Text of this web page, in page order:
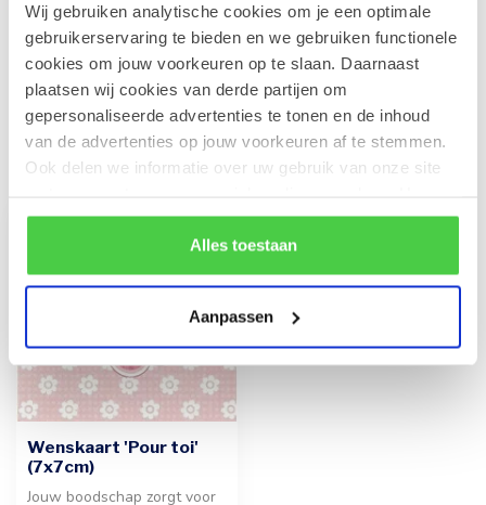
Wij gebruiken analytische cookies om je een optimale
gebruikerservaring te bieden en we gebruiken functionele
cookies om jouw voorkeuren op te slaan. Daarnaast
plaatsen wij cookies van derde partijen om
gepersonaliseerde advertenties te tonen en de inhoud
van de advertenties op jouw voorkeuren af te stemmen.
Ook delen we informatie over uw gebruik van onze site
rekening mee dat als je bepaalde cookies blokkeert, het
de correcte werking van de website kan verstoren.
Alles toestaan
Aanpassen
Leonidas Rode Juwelendoos
Op voorraad
€41,90
Recent bekeken
Wenskaart 'Pour toi'
(7x7cm)
Jouw boodschap zorgt voor